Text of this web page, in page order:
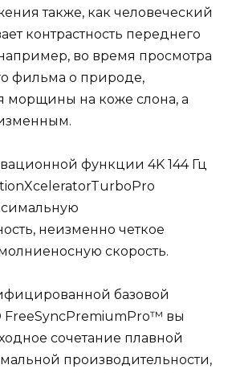
также, как человеческий
контрастность переднего
во время просмотра
фильма о природе,
морщины на коже слона, а
функции 4K 144 Гц
неизменно четкое
скорость.
базовой
FreeSyncPremiumPro™ вы
сочетание плавной
производительности,